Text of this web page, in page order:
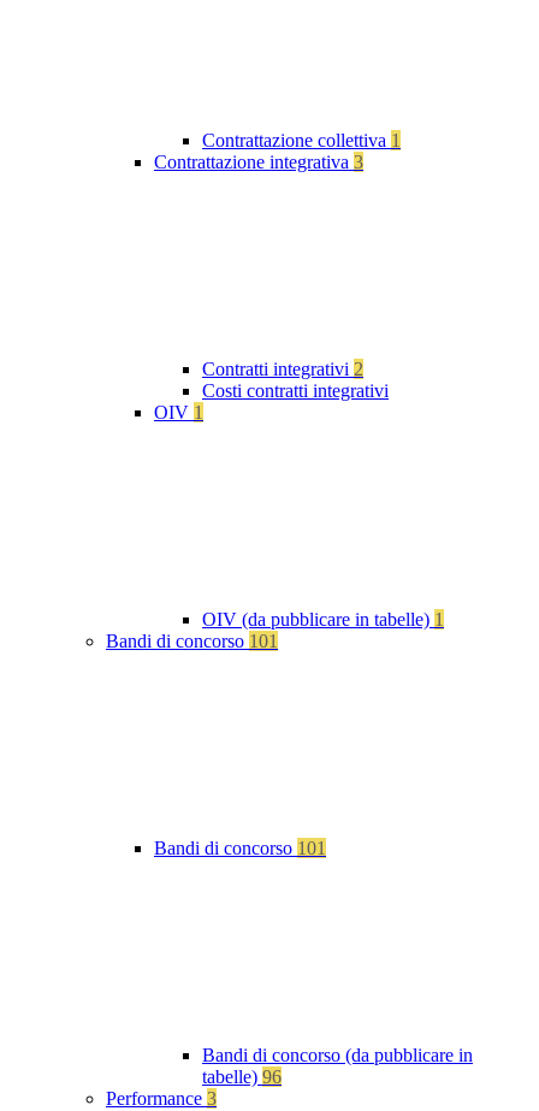
Contrattazione collettiva 1
Contrattazione integrativa 3
Contratti integrativi 2
Costi contratti integrativi
OIV 1
OIV (da pubblicare in tabelle) 1
Bandi di concorso 101
Bandi di concorso 101
Bandi di concorso (da pubblicare in
tabelle) 96
Performance 3